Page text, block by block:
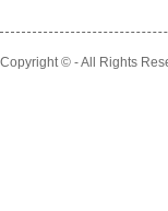
Copyright © - All Rights